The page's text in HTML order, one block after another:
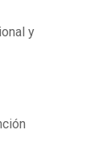
y